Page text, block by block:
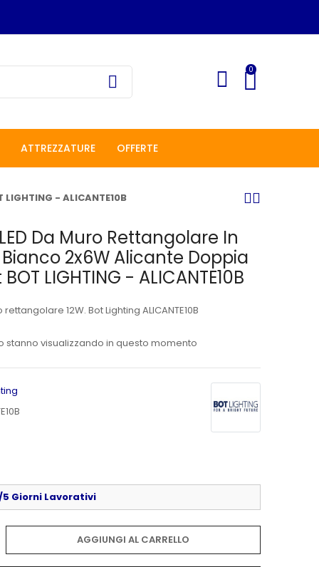
0
ATTREZZATURE OFFERTE
- ALICANTE10B
Da Muro Rettangolare In
2x6W Alicante Doppia
LIGHTING - ALICANTE10B
12W. Bot Lighting ALICANTE10B
stanno visualizzando in questo momento
5 Giorni Lavorativi
AGGIUNGI AL CARRELLO